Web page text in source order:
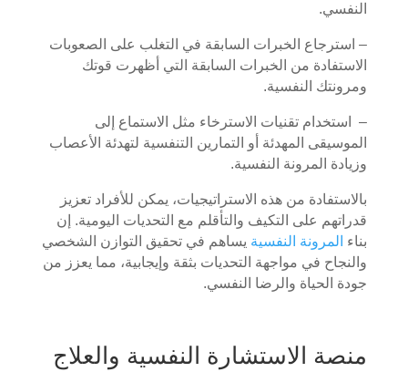
النفسي.
– استرجاع الخبرات السابقة في التغلب على الصعوبات
الاستفادة من الخبرات السابقة التي أظهرت قوتك
ومرونتك النفسية.
– استخدام تقنيات الاسترخاء مثل الاستماع إلى
الموسيقى المهدئة أو التمارين التنفسية لتهدئة الأعصاب
وزيادة المرونة النفسية.
بالاستفادة من هذه الاستراتيجيات، يمكن للأفراد تعزيز
قدراتهم على التكيف والتأقلم مع التحديات اليومية. إن
بناء المرونة النفسية يساهم في تحقيق التوازن الشخصي
والنجاح في مواجهة التحديات بثقة وإيجابية، مما يعزز من
جودة الحياة والرضا النفسي.
منصة الاستشارة النفسية والعلاج